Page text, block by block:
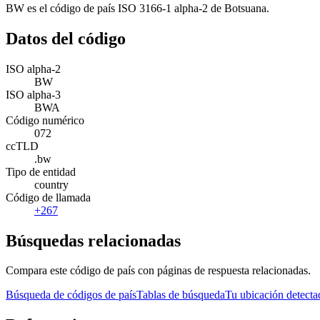
BW es el código de país ISO 3166-1 alpha-2 de Botsuana.
Datos del código
ISO alpha-2
BW
ISO alpha-3
BWA
Código numérico
072
ccTLD
.bw
Tipo de entidad
country
Código de llamada
+267
Búsquedas relacionadas
Compara este código de país con páginas de respuesta relacionadas.
Búsqueda de códigos de paísTablas de búsquedaTu ubicación